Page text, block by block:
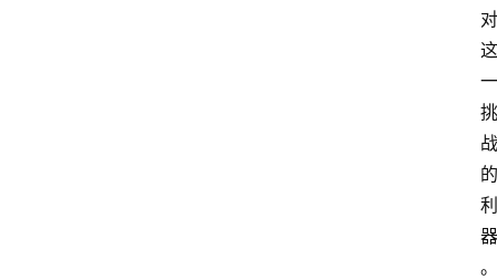
对
这
一
挑
战
的
利
器
。